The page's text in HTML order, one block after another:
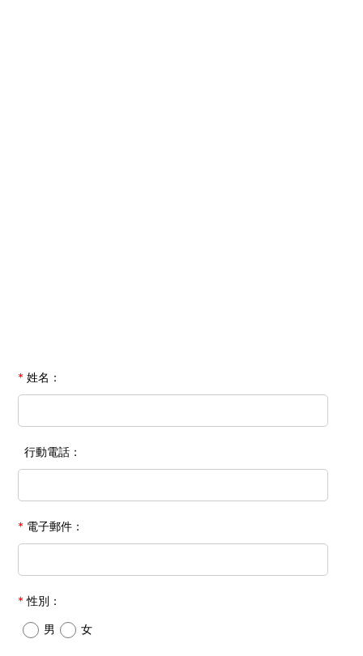
* 姓名：
行動電話：
* 電子郵件：
* 性別：
男 女